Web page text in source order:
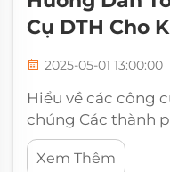
Cụ DTH Cho
2025-05-01 13:00:00
Hiểu về các công
chúng Các thành
công cụ, còn được
công cụ, là rất
Xem Thêm